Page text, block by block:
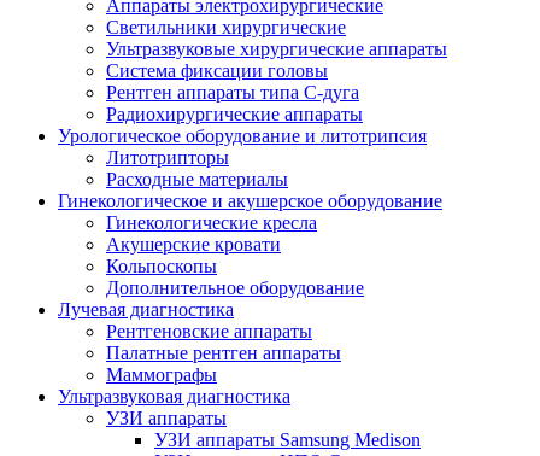
Аппараты электрохирургические
Светильники хирургические
Ультразвуковые хирургические аппараты
Система фиксации головы
Рентген аппараты типа С-дуга
Радиохирургические аппараты
Урологическое оборудование и литотрипсия
Литотрипторы
Расходные материалы
Гинекологическое и акушерское оборудование
Гинекологические кресла
Акушерские кровати
Кольпоскопы
Дополнительное оборудование
Лучевая диагностика
Рентгеновские аппараты
Палатные рентген аппараты
Маммографы
Ультразвуковая диагностика
УЗИ аппараты
УЗИ аппараты Samsung Medison